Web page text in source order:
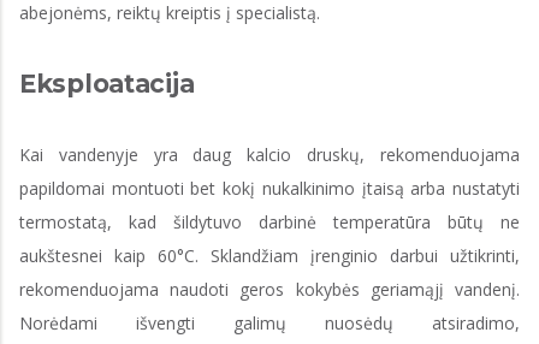
abejonėms, reiktų kreiptis į specialistą.
Eksploatacija
Kai vandenyje yra daug kalcio druskų, rekomenduojama
papildomai montuoti bet kokį nukalkinimo įtaisą arba nustatyti
termostatą, kad šildytuvo darbinė temperatūra būtų ne
aukštesnei kaip 60°C. Sklandžiam įrenginio darbui užtikrinti,
rekomenduojama naudoti geros kokybės geriamąjį vandenį.
Norėdami išvengti galimų nuosėdų atsiradimo,